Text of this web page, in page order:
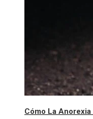
Cómo La